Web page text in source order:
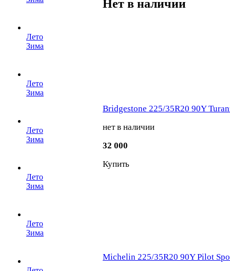
Лето
Зима
Лето
Зима
Лето
Зима
Лето
Зима
Лето
Зима
Нет в наличии
Bridgestone 225/35R20 90Y
нет в наличии
32 000
Купить
Michelin 225/35R20 90Y Pilot